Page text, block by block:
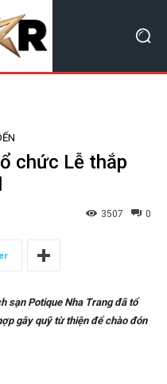
chức Lễ thắp
0
3507
sạn Potique Nha Trang đã tổ
gây quỹ từ thiện để chào đón